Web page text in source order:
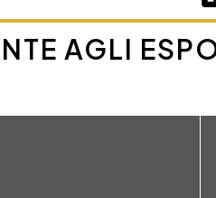
AGLI